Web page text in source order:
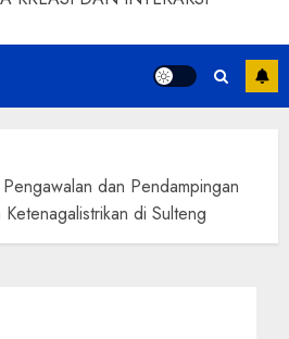
dan Pendampingan
di Sulteng